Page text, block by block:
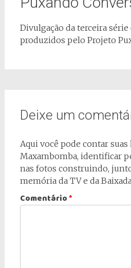
Divulgação da terceira série
produzidos pelo Projeto
Deixe um
Aqui você pode contar
Maxambomba, identificar
nas fotos construindo,
memória da TV e da
Comentário *